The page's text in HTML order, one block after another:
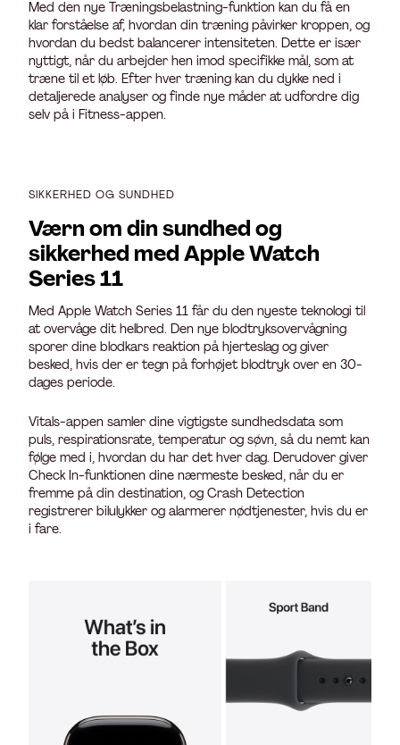
Med den nye Træningsbelastning-funktion kan du få en
klar forståelse af, hvordan din træning påvirker kroppen, og
hvordan du bedst balancerer intensiteten. Dette er især
nyttigt, når du arbejder hen imod specifikke mål, som at
træne til et løb. Efter hver træning kan du dykke ned i
detaljerede analyser og finde nye måder at udfordre dig
selv på i Fitness-appen.
SIKKERHED OG SUNDHED
Værn om din sundhed og
sikkerhed med Apple Watch
Series 11
Med Apple Watch Series 11 får du den nyeste teknologi til
at overvåge dit helbred. Den nye blodtryksovervågning
sporer dine blodkars reaktion på hjerteslag og giver
besked, hvis der er tegn på forhøjet blodtryk over en 30-
dages periode.
Vitals-appen samler dine vigtigste sundhedsdata som
puls, respirationsrate, temperatur og søvn, så du nemt kan
følge med i, hvordan du har det hver dag. Derudover giver
Check In-funktionen dine nærmeste besked, når du er
fremme på din destination, og Crash Detection
registrerer bilulykker og alarmerer nødtjenester, hvis du er
i fare.